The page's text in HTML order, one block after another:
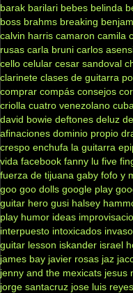
barak barilari bebes belinda
boss brahms breaking
calvin harris camaron camila
rusas carla bruni carlos
cello celular cesar sandoval
clarinete clases de guitarra
comprar compás consejos
criolla cuatro venezolano
david bowie deftones deluz
afinaciones dominio propio
crespo enchufa la guitarra
vida facebook fanny lu five
fuerza de tijuana gaby fofo y
goo goo dolls google play
guitar hero gusi halsey
play humor ideas
interpuesto intoxicados
guitar lesson iskander israel
james bay javier rosas jaz
jenny and the mexicats jesus
jorge santacruz jose luis reyes